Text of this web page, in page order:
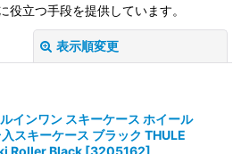
役立つ手段を提供しています。
表示順変更
インワン スキーケース ホイール
スキーケース ブラック THULE